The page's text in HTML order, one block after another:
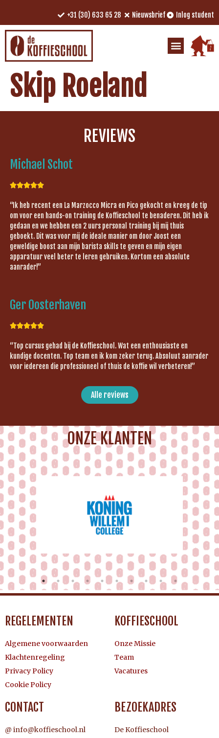
+31 (30) 633 65 28 Nieuwsbrief Inlog student
Skip Roeland
REVIEWS
Michael Schot

“Ik heb recent een La Marzocco Micra en Pico gekocht en kreeg de tip
om voor een hands-on training de Koffieschool te benaderen. Dit heb ik
gedaan en we hebben een 2 uurs personal training bij mij thuis
geboekt. Dit was voor mij de ideale manier om door Joost een
geweldige boost aan mijn barista skills te geven en mijn eigen
apparatuur veel beter te leren gebruiken. Kortom een absolute
aanrader!”
Ger Oosterhaven

“Top cursus gehad bij de Koffieschool. Wat een enthousiaste en
kundige docenten. Top team en ik kom zeker terug. Absoluut aanrader
voor iedereen die professioneel of thuis de koffie wil verbeteren!”
Alle reviews
ONZE KLANTEN
REGELEMENTEN
Algemene voorwaarden
Klachtenregeling
Privacy Policy
Cookie Policy
KOFFIESCHOOL
Onze Missie
Team
Vacatures
CONTACT
@ info@koffieschool.nl
BEZOEKADRES
De Koffieschool